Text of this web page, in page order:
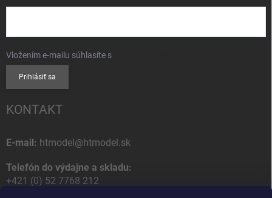
Vložením e-mailu súhlasíte s
Prihlásiť sa
KONTAKT
E-mail: htmodel@htmodel.sk
Telefón do výdajne a skladu:
+421 (0) 52 7768 212